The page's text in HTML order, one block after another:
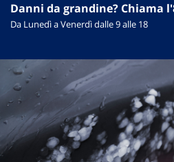
Danni da grandine? Chiama
Da Lunedì a Venerdì dalle 9 alle 18